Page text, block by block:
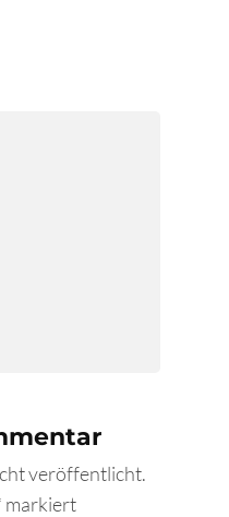
veröffentlicht.
markiert